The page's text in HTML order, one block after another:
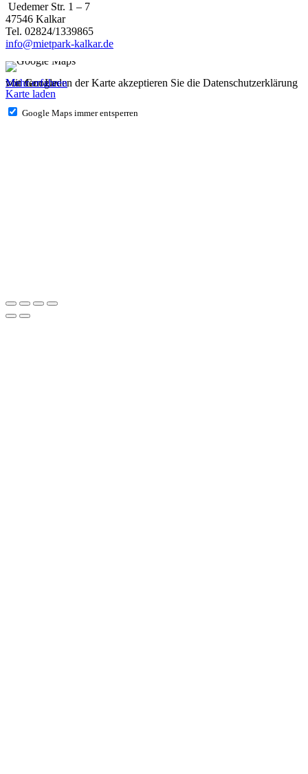
Uedemer Str. 1 – 7
47546 Kalkar
Tel. 02824/1339865
info@mietpark-kalkar.de
Mit dem Laden der Karte akzeptieren Sie die Datenschutzerklärung von Google.
Mehr erfahren
Karte laden
Google Maps immer entsperren